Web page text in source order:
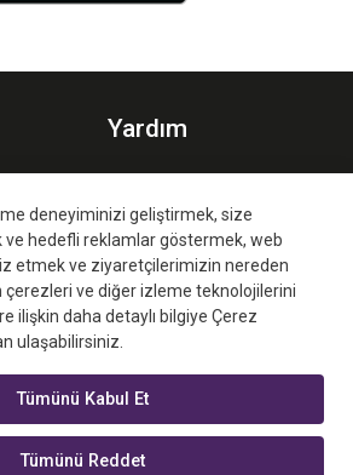
deneyiminizi geliştirmek, size
ve hedefli reklamlar göstermek, web
etmek ve ziyaretçilerimizin nereden
çerezleri ve diğer izleme teknolojilerini
ilişkin daha detaylı bilgiye Çerez
ulaşabilirsiniz.
Tümünü Kabul Et
Tümünü Reddet
Yardım
Planlar
İzleme Ortamları
Sıkça Sorulan Sorular
Satış Ortağı